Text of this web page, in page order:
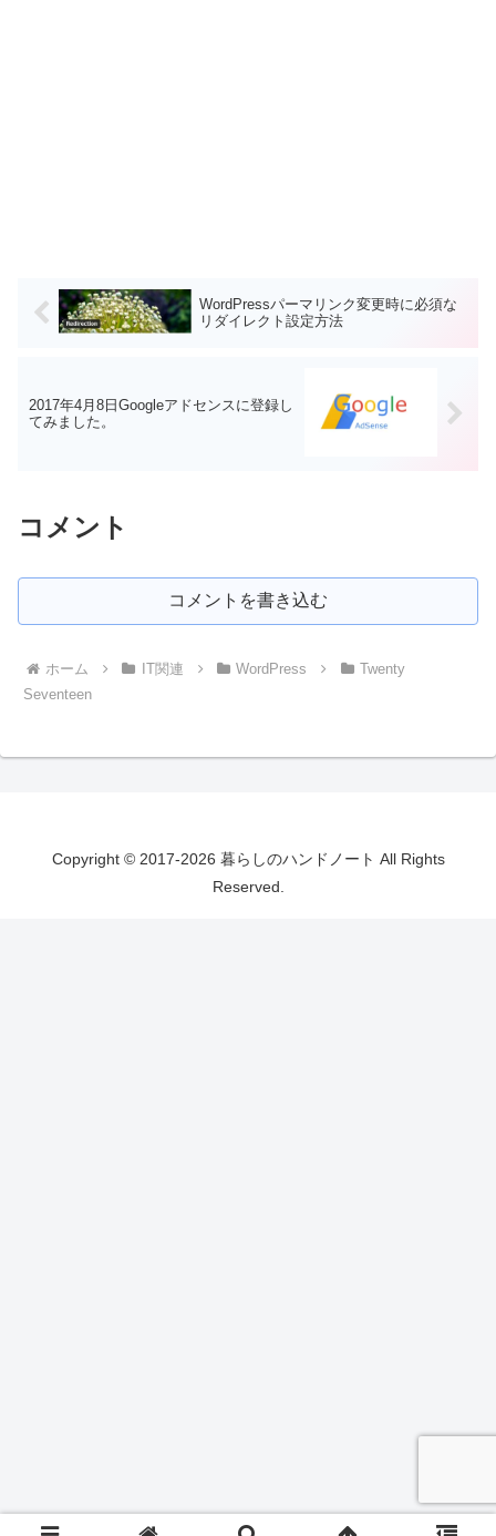
WordPressパーマリンク変更時に必須な
リダイレクト設定方法
2017年4月8日Googleアドセンスに登録し
てみました。
コメント
コメントを書き込む
ホーム IT関連 WordPress
Twenty
Seventeen
Copyright © 2017-2026 暮らしのハンドノート All Rights
Reserved.